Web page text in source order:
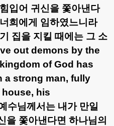
입어 귀신을 쫓아낸다
희에게 임하였느니라
집을 지킬 때에는 그 소
out demons by the
of God has
a strong man, fully
his
수님께서는 내가 만일
을 쫓아낸다면 하나님의